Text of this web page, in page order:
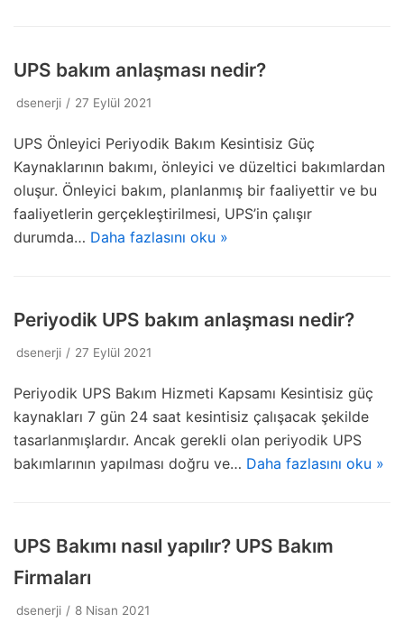
UPS bakım anlaşması nedir?
dsenerji 27 Eylül 2021
UPS Önleyici Periyodik Bakım Kesintisiz Güç
Kaynaklarının bakımı, önleyici ve düzeltici bakımlardan
oluşur. Önleyici bakım, planlanmış bir faaliyettir ve bu
faaliyetlerin gerçekleştirilmesi, UPS’in çalışır
durumda… Daha fazlasını oku »
Periyodik UPS bakım anlaşması nedir?
dsenerji 27 Eylül 2021
Periyodik UPS Bakım Hizmeti Kapsamı Kesintisiz güç
kaynakları 7 gün 24 saat kesintisiz çalışacak şekilde
tasarlanmışlardır. Ancak gerekli olan periyodik UPS
bakımlarının yapılması doğru ve… Daha fazlasını oku »
UPS Bakımı nasıl yapılır? UPS Bakım
Firmaları
dsenerji 8 Nisan 2021